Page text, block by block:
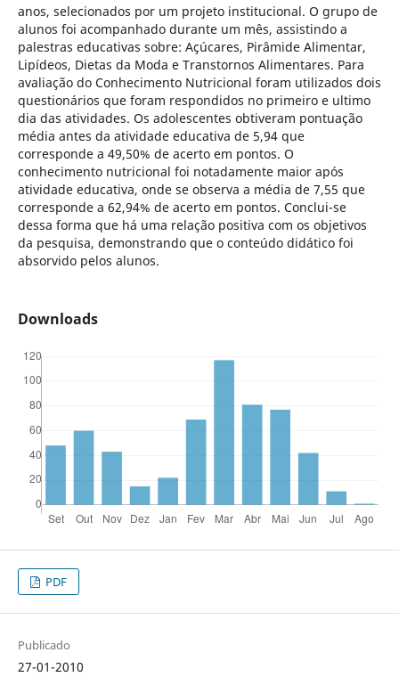
anos, selecionados por um projeto institucional. O grupo de
alunos foi acompanhado durante um mês, assistindo a
palestras educativas sobre: Açúcares, Pirâmide Alimentar,
Lipídeos, Dietas da Moda e Transtornos Alimentares. Para
avaliação do Conhecimento Nutricional foram utilizados dois
questionários que foram respondidos no primeiro e ultimo
dia das atividades. Os adolescentes obtiveram pontuação
média antes da atividade educativa de 5,94 que
corresponde a 49,50% de acerto em pontos. O
conhecimento nutricional foi notadamente maior após
atividade educativa, onde se observa a média de 7,55 que
corresponde a 62,94% de acerto em pontos. Conclui-se
dessa forma que há uma relação positiva com os objetivos
da pesquisa, demonstrando que o conteúdo didático foi
absorvido pelos alunos.
Downloads
PDF
Publicado
27-01-2010